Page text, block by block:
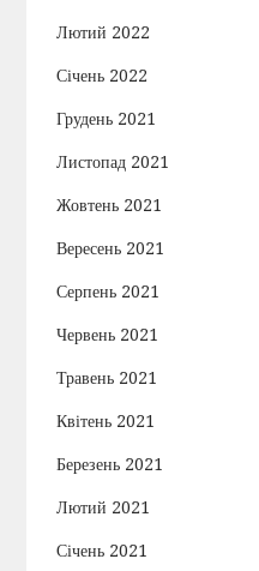
Лютий 2022
Січень 2022
Грудень 2021
Листопад 2021
Жовтень 2021
Вересень 2021
Серпень 2021
Червень 2021
Травень 2021
Квітень 2021
Березень 2021
Лютий 2021
Січень 2021